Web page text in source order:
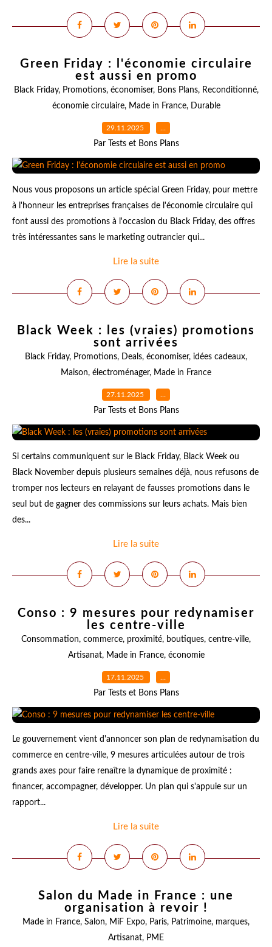
Green Friday : l'économie circulaire
est aussi en promo
Black Friday, Promotions, économiser, Bons Plans, Reconditionné,
économie circulaire, Made in France, Durable
29.11.2025 …
Par Tests et Bons Plans
Nous vous proposons un article spécial Green Friday, pour mettre
à l'honneur les entreprises françaises de l'économie circulaire qui
font aussi des promotions à l'occasion du Black Friday, des offres
très intéressantes sans le marketing outrancier qui...
Lire la suite
Black Week : les (vraies) promotions
sont arrivées
Black Friday, Promotions, Deals, économiser, idées cadeaux,
Maison, électroménager, Made in France
27.11.2025 …
Par Tests et Bons Plans
Si certains communiquent sur le Black Friday, Black Week ou
Black November depuis plusieurs semaines déjà, nous refusons de
tromper nos lecteurs en relayant de fausses promotions dans le
seul but de gagner des commissions sur leurs achats. Mais bien
des...
Lire la suite
Conso : 9 mesures pour redynamiser
les centre-ville
Consommation, commerce, proximité, boutiques, centre-ville,
Artisanat, Made in France, économie
17.11.2025 …
Par Tests et Bons Plans
Le gouvernement vient d'annoncer son plan de redynamisation du
commerce en centre-ville, 9 mesures articulées autour de trois
grands axes pour faire renaître la dynamique de proximité :
financer, accompagner, développer. Un plan qui s'appuie sur un
rapport...
Lire la suite
Salon du Made in France : une
organisation à revoir !
Made in France, Salon, MiF Expo, Paris, Patrimoine, marques,
Artisanat, PME